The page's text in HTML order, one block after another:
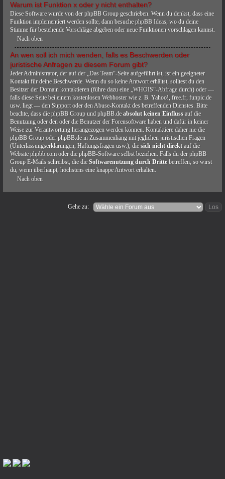
Warum ist Funktion x oder y nicht enthalten?
Diese Software wurde von der phpBB Group geschrieben. Wenn du denkst, dass eine
Funktion implementiert werden sollte, dann besuche phpBB Ideas, wo du deine
Stimme für bestehende Vorschläge abgeben oder neue Funktionen vorschlagen kannst.
Nach oben
An wen soll ich mich wenden, falls es Beschwerden oder
juristische Anfragen zu diesem Forum gibt?
Jeder Administrator, der auf der „Das Team“-Seite aufgeführt ist, ist ein geeigneter
Kontakt für deine Beschwerde. Wenn du so keine Antwort erhältst, solltest du den
Besitzer der Domain kontaktieren (führe dazu eine „WHOIS“-Abfrage durch) oder —
falls diese Seite bei einem kostenlosen Webhoster wie z. B. Yahoo!, free.fr, funpic.de
usw. liegt — den Support oder den Abuse-Kontakt des betreffenden Dienstes. Bitte
beachte, dass die phpBB Group und phpBB.de absolut keinen Einfluss auf die
Benutzung oder den oder die Benutzer der Forensoftware haben und dafür in keiner
Weise zur Verantwortung herangezogen werden können. Kontaktiere daher nie die
phpBB Group oder phpBB.de in Zusammenhang mit jeglichen juristischen Fragen
(Unterlassungserklärungen, Haftungsfragen usw.), die sich nicht direkt auf die
Website phpbb.com oder die phpBB-Software selbst beziehen. Falls du der phpBB
Group E-Mails schreibst, die die Softwarenutzung durch Dritte betreffen, so wirst
du, wenn überhaupt, höchstens eine knappe Antwort erhalten.
Nach oben
Gehe zu: